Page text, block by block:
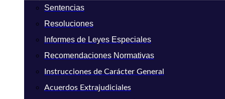
Sentencias
Resoluciones
Informes de Leyes Especiales
Recomendaciones Normativas
Instrucciones de Carácter General
Acuerdos Extrajudiciales